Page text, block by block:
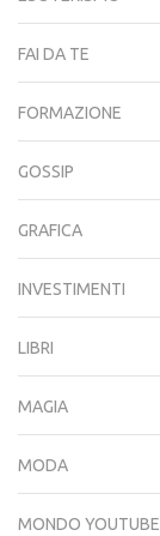
FAI DA TE
FORMAZIONE
GOSSIP
GRAFICA
INVESTIMENTI
LIBRI
MAGIA
MODA
MONDO YOUTUBE